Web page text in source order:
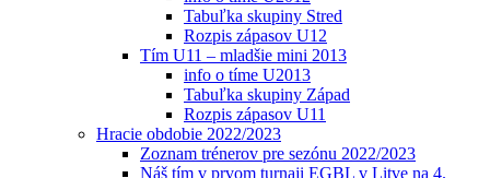
Tabuľka skupiny Stred
Rozpis zápasov U12
Tím U11 – mladšie mini 2013
info o tíme U2013
Tabuľka skupiny Západ
Rozpis zápasov U11
Hracie obdobie 2022/2023
Zoznam trénerov pre sezónu 2022/2023
Náš tím v prvom turnaji EGBL v Litve na 4.